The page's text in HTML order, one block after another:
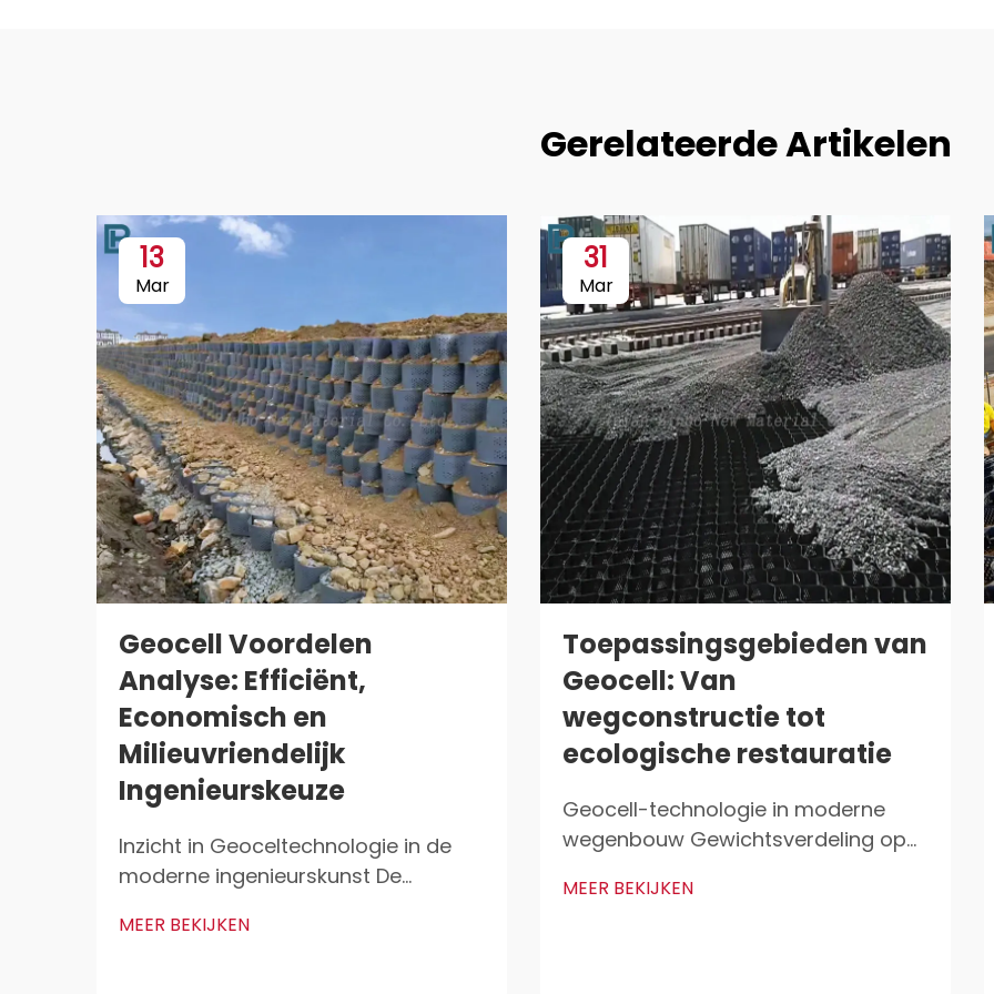
Gerelateerde Artikelen
13
Mar
Geocell Voordelen
Analyse: Efficiënt,
Economisch en
Milieuvriendelijk
Ingenieurskeuze
Inzicht in Geoceltechnologie in de
moderne ingenieurskunst De
celconfinementsystemen
MEER BEKIJKEN
31
Mar
Toepassingsgebieden van
Geocell: Van
wegconstructie tot
ecologische restauratie
Geocell-technologie in moderne
wegenbouw Gewichtsverdeling op
Geocells zorgen voor een betere
MEER BEKIJKEN